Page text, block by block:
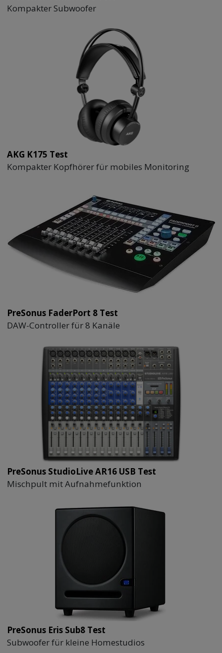
Kompakter Subwoofer
AKG K175 Test
Kompakter Kopfhörer für mobiles Monitoring
PreSonus FaderPort 8 Test
DAW-Controller für 8 Kanäle
PreSonus StudioLive AR16 USB Test
Mischpult mit Aufnahmefunktion
PreSonus Eris Sub8 Test
Subwoofer für kleine Homestudios